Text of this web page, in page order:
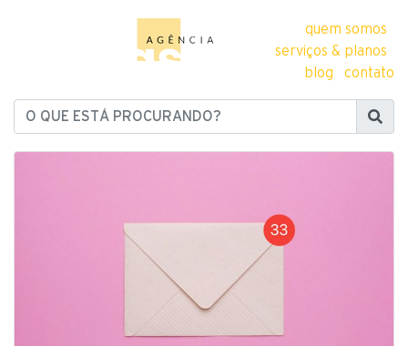
quem somos
serviços & planos
blog
contato
O QUE ESTÁ PROCURANDO?